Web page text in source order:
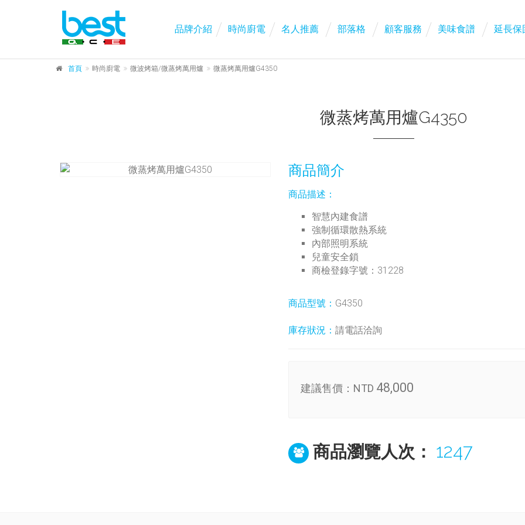
品牌介紹 時尚廚電 名人推薦 部落格 顧客服務 美味食譜 延長保
首頁 時尚廚電 微波烤箱/微蒸烤萬用爐 微蒸烤萬用爐G4350
微蒸烤萬用爐G4350
商品簡介
商品描述：
智慧內建食譜
強制循環散熱系統
內部照明系統
兒童安全鎖
商檢登錄字號：31228
商品型號： G4350
庫存狀況： 請電話洽詢
建議售價： NTD 48,000
商品瀏覽人次： 1247